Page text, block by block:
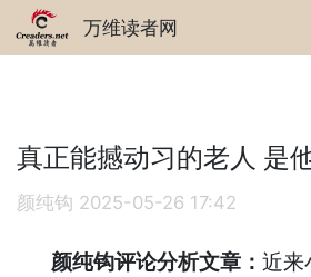
万维读者网
真正能撼动习的老人 是
颜纯钩 2025-05-26 17:42
颜纯钩评论分析文章：近来